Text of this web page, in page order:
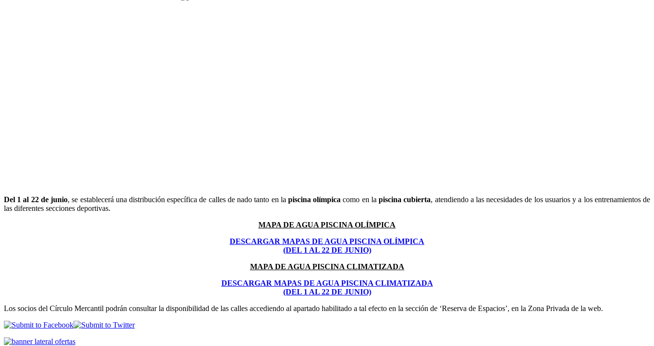
Del 1 al 22 de junio, se establecerá una distribución específica de calles de nado tanto en lapiscina olímpica como en lapiscina cubierta, atendiendo a las necesidades de los usuarios y a los entrenamientos de
las diferentes secciones deportivas.
MAPA DE AGUA PISCINA OLÍMPICA
DESCARGAR MAPAS DE AGUA PISCINA OLÍMPICA
(DEL 1 AL 22 DE JUNIO)
MAPA DE AGUA PISCINA CLIMATIZADA
DESCARGAR MAPAS DE AGUA PISCINA CLIMATIZADA
(DEL 1 AL 22 DE JUNIO)
Los socios del Círculo Mercantil podrán consultar la disponibilidad de las calles accediendo al apartado habilitado a tal efecto en la sección de ‘Reserva de Espacios’, en la Zona Privada de la web.